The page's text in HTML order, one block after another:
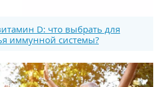
D: что выбрать для
иммунной системы?